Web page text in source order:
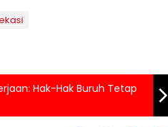
Hak-Hak Buruh Tetap